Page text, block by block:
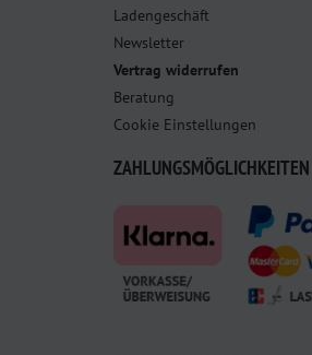
Ladengeschäft
Newsletter
Vertrag widerrufen
Beratung
Cookie Einstellungen
ZAHLUNGSMÖGLICHKEITEN